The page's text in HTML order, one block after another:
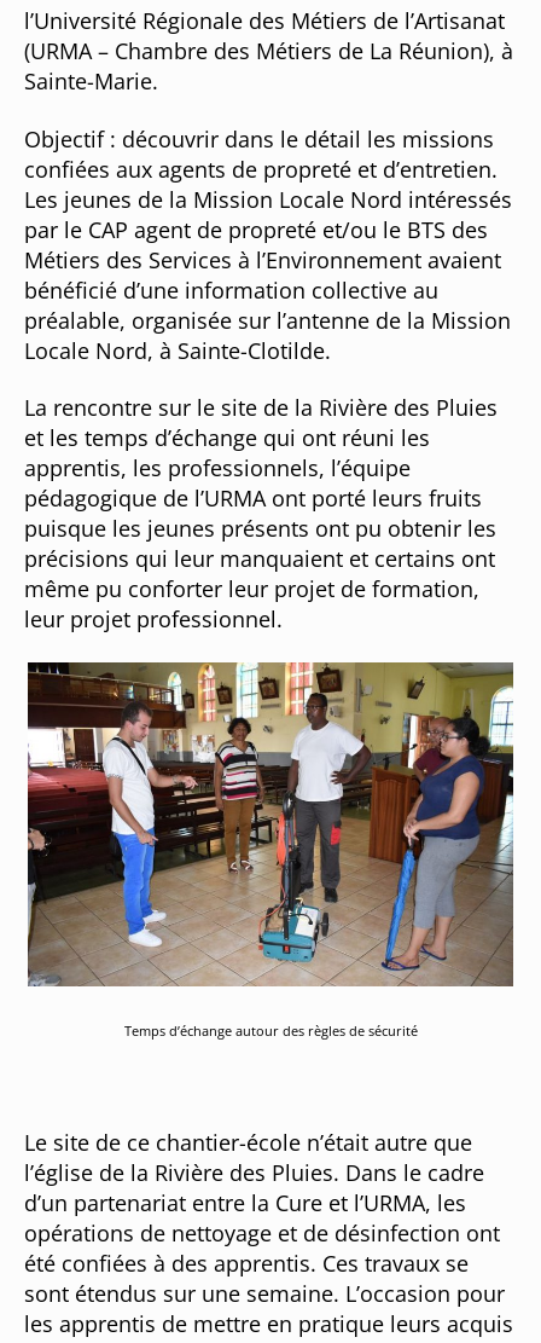
l’Université Régionale des Métiers de l’Artisanat
(URMA – Chambre des Métiers de La Réunion), à
Sainte-Marie.
Objectif : découvrir dans le détail les missions
confiées aux agents de propreté et d’entretien.
Les jeunes de la Mission Locale Nord intéressés
par le CAP agent de propreté et/ou le BTS des
Métiers des Services à l’Environnement avaient
bénéficié d’une information collective au
préalable, organisée sur l’antenne de la Mission
Locale Nord, à Sainte-Clotilde.
La rencontre sur le site de la Rivière des Pluies
et les temps d’échange qui ont réuni les
apprentis, les professionnels, l’équipe
pédagogique de l’URMA ont porté leurs fruits
puisque les jeunes présents ont pu obtenir les
précisions qui leur manquaient et certains ont
même pu conforter leur projet de formation,
leur projet professionnel.
Temps d’échange autour des règles de sécurité
Le site de ce chantier-école n’était autre que
l’église de la Rivière des Pluies. Dans le cadre
d’un partenariat entre la Cure et l’URMA, les
opérations de nettoyage et de désinfection ont
été confiées à des apprentis. Ces travaux se
sont étendus sur une semaine. L’occasion pour
les apprentis de mettre en pratique leurs acquis